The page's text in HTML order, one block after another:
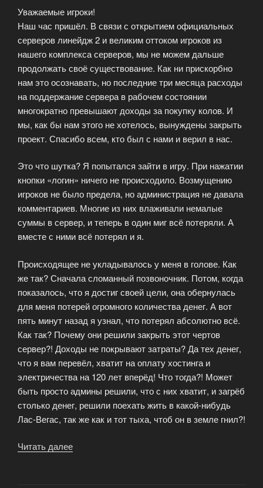
Уважаемые игроки!
Наш час пришёл. В связи с открытием официальных
серверов линейдж 2 и великим оттоком игроков из
нашего комплекса серверов, мы не можем дальше
продолжать своё существование. Как ни прискорбно
нам это осознавать, но последние три месяца расходы
на поддержание сервера в рабочем состоянии
многократно превышают доходы за покупку колов. И
мы, как бы нам этого не хотелось, вынуждены закрыть
проект. Спасибо всем, кто был с нами и верил в нас.
Это что шутка? Я попытался зайти в игру. При нажатии
кнопки «логин» ничего не происходило. Возмущению
игроков не было предела, но администрация не давала
комментариев. Многие из них влаживали немалые
суммы в сервер, и теперь в один миг всё потеряли. А
вместе с ними всё потерял и я.
Происходящее не укладывалось у меня в голове. Как
же так? Сначала сломанный позвоночник. Потом, когда
показалось, что я достиг своей цели, она обернулась
для меня потерей огромного количества денег. А вот
пять минут назад я узнал, что потерял абсолютно всё.
Как так? Почему они решили закрыть этот чертов
сервер?! Доходы не покрывают затраты? Да тех денег,
что я вам перевёл, хватит на оплату хостинга и
электричества на 120 лет вперёд! Что тогда?! Может
быть просто админы решили, что с них хватит, и загрёб
столько денег, решили поехать жить в какой-нибудь
Лас-Вегас, так же как и тот тыха, чтоб он в земле гнил?!
Читать далее